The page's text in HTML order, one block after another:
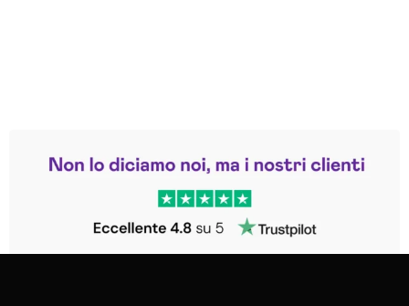
Trustpilot